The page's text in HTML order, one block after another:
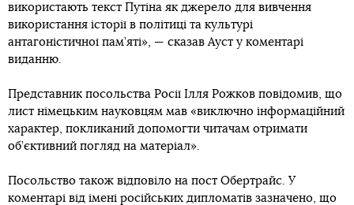
використають текст Путіна як джерело для вивчення
використання історії в політиці та культурі
антагоністичної пам’яті», — сказав Ауст у коментарі
виданню.
Представник посольства Росії Ілля Рожков повідомив, що
лист німецьким науковцям мав «виключно інформаційний
характер, покликаний допомогти читачам отримати
об’єктивний погляд на матеріал».
Посольство також відповіло на пост Обертрайс. У
коментарі від імені російських дипломатів зазначено, що